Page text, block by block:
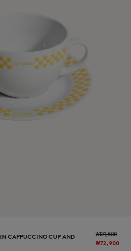
CAPPUCCINO CUP AND
₩72,900
₩121,500